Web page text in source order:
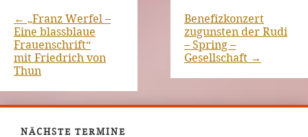
← „Franz Werfel –
Eine blassblaue
Frauenschrift“
mit Friedrich von
Thun
Benefizkonzert
zugunsten der Rudi
– Spring –
Gesellschaft →
NÄCHSTE TERMINE